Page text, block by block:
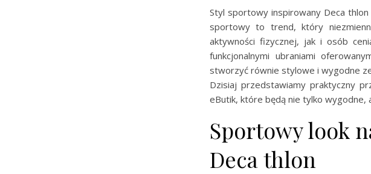
Styl sportowy inspirowany Deca
sportowy to trend, który
aktywności fizycznej, jak i osób
funkcjonalnymi ubraniami
stworzyć równie stylowe i wygodne
Dzisiaj przedstawiamy praktyczny
eButik, które będą nie tylko wygodne,
Sportowy look
Deca thlon